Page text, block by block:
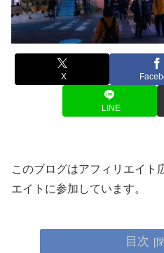
X
LINE
このブログはアフィリエイト
エイトに参加しています。
目次